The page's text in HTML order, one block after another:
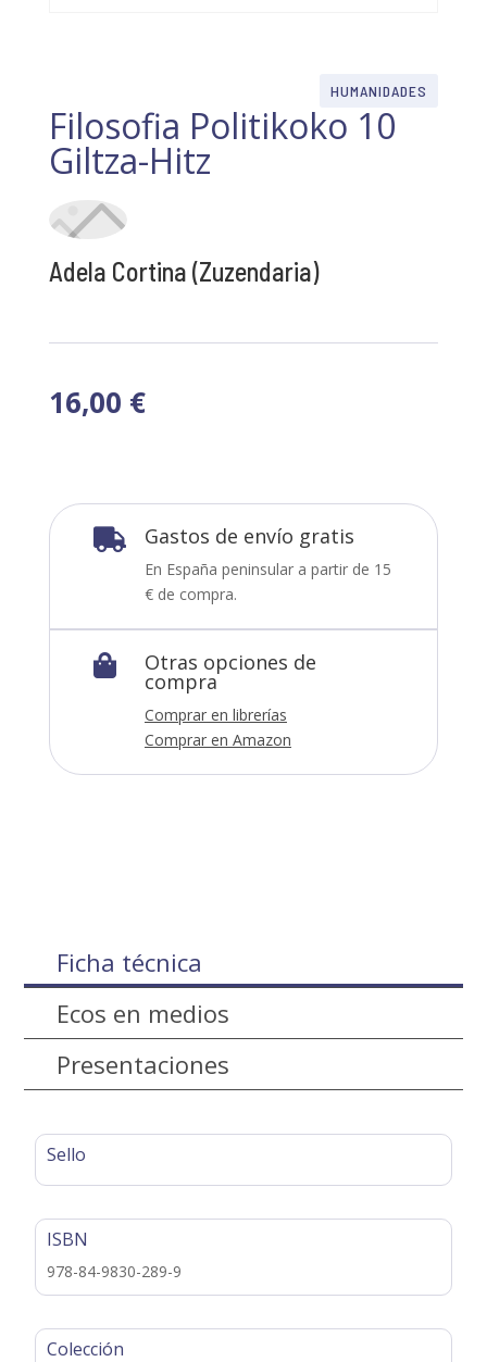
HUMANIDADES
Filosofia Politikoko 10
Giltza-Hitz
Adela Cortina (Zuzendaria)
16,00 €
 Gastos de envío gratis
En España peninsular a partir de 15
€ de compra.
 Otras opciones de
compra
Comprar en librerías
Comprar en Amazon
Ficha técnica
Ecos en medios
Presentaciones
Sello
ISBN
978-84-9830-289-9
Colección